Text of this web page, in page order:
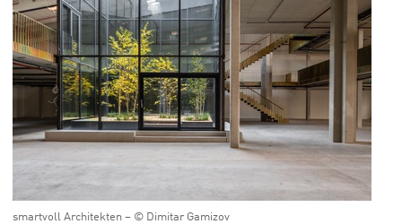
smartvoll Architekten – © Dimitar Gamizov